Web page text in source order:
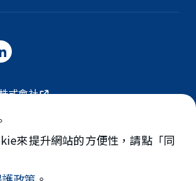
式會社
CORPORATION
來提升網站的方便性，請點「同